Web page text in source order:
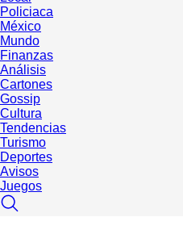
Policiaca
México
Mundo
Finanzas
Análisis
Cartones
Gossip
Cultura
Tendencias
Turismo
Deportes
Avisos
Juegos